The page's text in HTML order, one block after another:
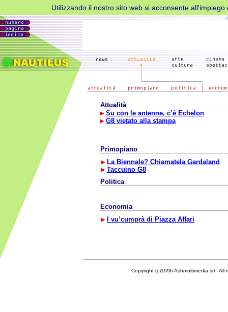
Utilizzando il nostro sito web si acconsente
Attualità
Su con le antenne, c’è Echelon
G8 vietato alla stampa
Primopiano
La Biennale? Chiamatela Gardaland
Taccuino G8
Politica
Economia
I vu’cumprà di Piazza Affari
Copyright (c)1996 Ashmultimedia srl - All